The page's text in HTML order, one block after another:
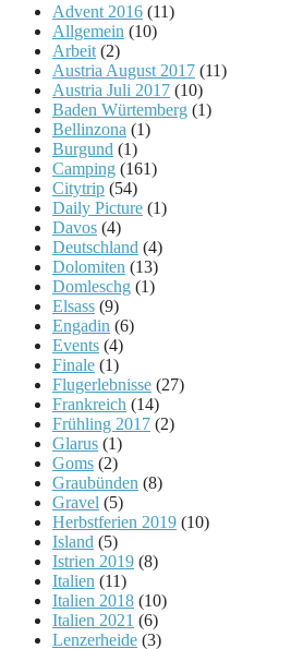
Advent 2016 (11)
Allgemein (10)
Arbeit (2)
Austria August 2017 (11)
Austria Juli 2017 (10)
Baden Würtemberg (1)
Bellinzona (1)
Burgund (1)
Camping (161)
Citytrip (54)
Daily Picture (1)
Davos (4)
Deutschland (4)
Dolomiten (13)
Domleschg (1)
Elsass (9)
Engadin (6)
Events (4)
Finale (1)
Flugerlebnisse (27)
Frankreich (14)
Frühling 2017 (2)
Glarus (1)
Goms (2)
Graubünden (8)
Gravel (5)
Herbstferien 2019 (10)
Island (5)
Istrien 2019 (8)
Italien (11)
Italien 2018 (10)
Italien 2021 (6)
Lenzerheide (3)